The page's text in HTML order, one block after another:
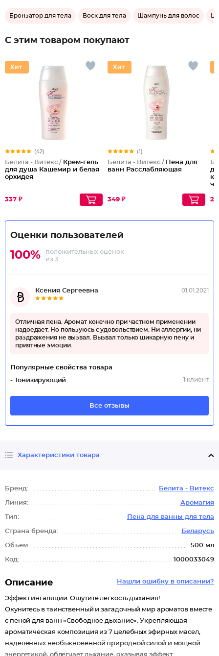
Бронзатор для тела Воск для тела Шампунь для волос
С этим товаром покупают
(42)
Белита - Витекс / Крем-гель
для душа Кашемир и белая
орхидея
337 ₽
(1)
Белита - Витекс / Пена для
ванн Расслабляющая
349 ₽
Оценки пользователей
100%
положительных оценок
из 3
Ксения Сергеевна 01.01.2021
Отличная пена. Аромат конечно при частном применении
надоедает. Но пользуюсь с удовольствием. Ни аллергии, ни
раздражения не вызвал. Вызвал только шикарную пену и
приятные эмоции.
Популярные свойства товара
- Тонизирующий
1 клиент
Все отзывы
Характеристики товара
Бренд: Белита - Витекс
Линия: Аромагия
Тип: Пена для ванны для тела
Страна бренда: Беларусь
Объем: 500 мл
Код: 1000033049
Нашли ошибку в описании?
Описание
Эффект ингаляции. Ощутите лёгкость дыхания!
Окунитесь в таинственный и загадочный мир ароматов вместе
с пеной для ванн «Свободное дыхание». Укрепляющая
ароматическая композиция из 7 целебных эфирных масел,
наделенных необыкновенной природной силой и мощной